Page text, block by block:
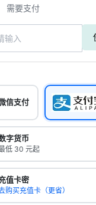
需要支付
信支付
字货币
低 30 元起
值卡密
购买充值卡（更省）